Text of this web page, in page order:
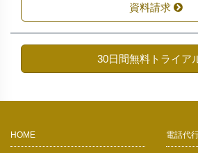
資料請求
30日間無料トライア
HOME 電話代